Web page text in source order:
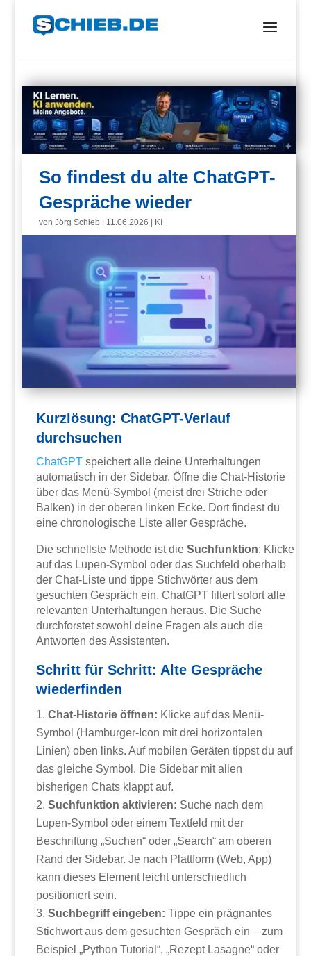
So findest du alte ChatGPT-
Gespräche wieder
vonJörg Schieb 11.06.2026 KI
Kurzlösung: ChatGPT-Verlauf
durchsuchen
ChatGPT speichert alle deine Unterhaltungen
automatisch in der Sidebar. Öffne die Chat-Historie
über das Menü-Symbol (meist drei Striche oder
Balken) in der oberen linken Ecke. Dort findest du
eine chronologische Liste aller Gespräche.
Die schnellste Methode ist dieSuchfunktion: Klicke
auf das Lupen-Symbol oder das Suchfeld oberhalb
der Chat-Liste und tippe Stichwörter aus dem
gesuchten Gespräch ein. ChatGPT filtert sofort alle
relevanten Unterhaltungen heraus. Die Suche
durchforstet sowohl deine Fragen als auch die
Antworten des Assistenten.
Schritt für Schritt: Alte Gespräche
wiederfinden
Chat-Historie öffnen: Klicke auf das Menü-
Symbol (Hamburger-Icon mit drei horizontalen
Linien) oben links. Auf mobilen Geräten tippst du auf
das gleiche Symbol. Die Sidebar mit allen
bisherigen Chats klappt auf.
Suchfunktion aktivieren: Suche nach dem
Lupen-Symbol oder einem Textfeld mit der
Beschriftung „Suchen“ oder „Search“ am oberen
Rand der Sidebar. Je nach Plattform (Web, App)
kann dieses Element leicht unterschiedlich
positioniert sein.
Suchbegriff eingeben: Tippe ein prägnantes
Stichwort aus dem gesuchten Gespräch ein – zum
Beispiel „Python Tutorial“, „Rezept Lasagne“ oder